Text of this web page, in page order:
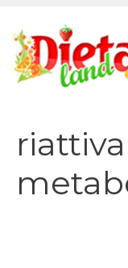
contenuto